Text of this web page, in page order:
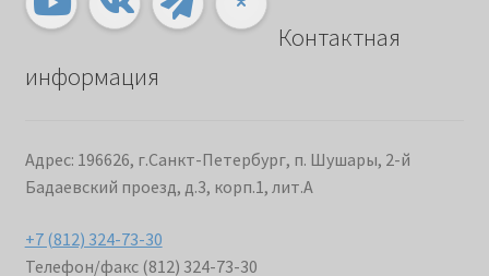
Контактная
информация
Адрес: 196626, г.Санкт-Петербург, п. Шушары, 2-й
Бадаевский проезд, д.3, корп.1, лит.А
+7 (812) 324-73-30
Телефон/факс (812) 324-73-30